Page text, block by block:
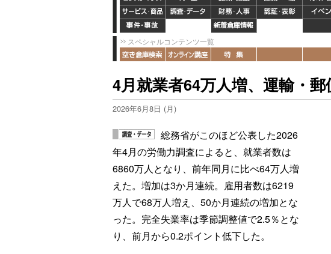
スペシャルコンテンツ一覧
4月就業者64万人増、運輸・
2026年6月8日 (月)
総務省がこのほど公表した2026
年4月の労働力調査によると、就業者数は
6860万人となり、前年同月に比べ64万人増
えた。増加は3か月連続。雇用者数は6219
万人で68万人増え、50か月連続の増加とな
った。完全失業率は季節調整値で2.5％とな
り、前月から0.2ポイント低下した。